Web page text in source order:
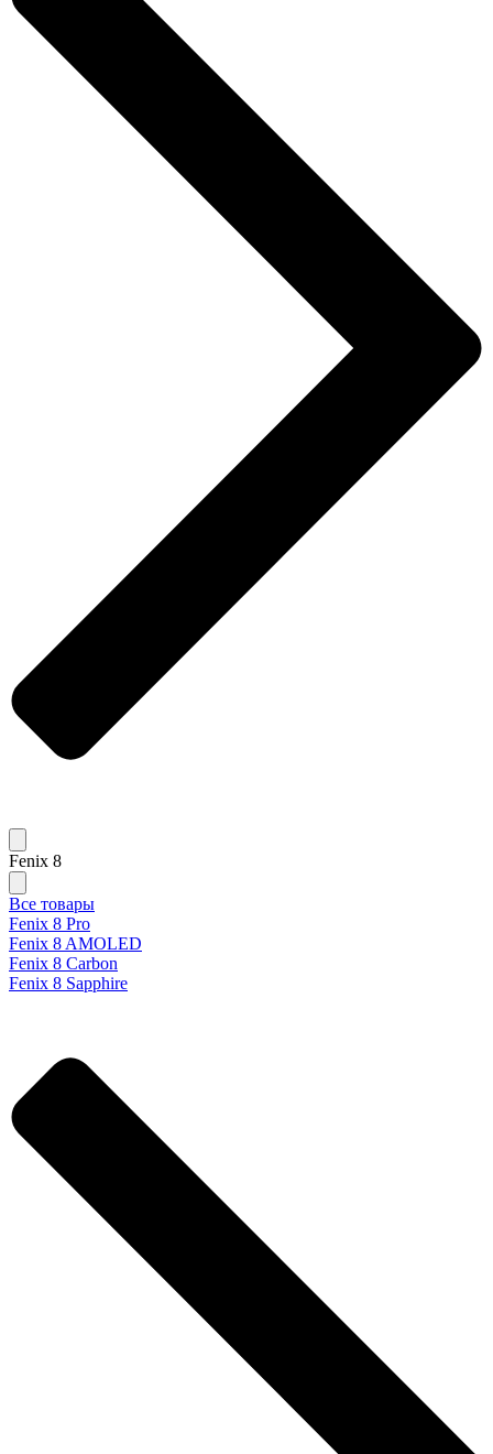
Fenix 8
Все товары
Fenix 8 Pro
Fenix 8 AMOLED
Fenix 8 Carbon
Fenix 8 Sapphire